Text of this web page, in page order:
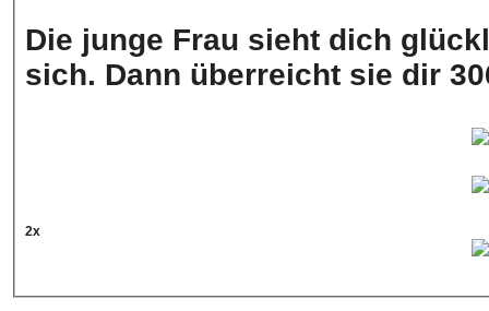
Die junge Frau sieht dich
sich. Dann überreicht sie dir
2x